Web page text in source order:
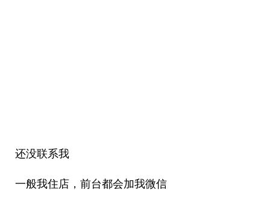
还没联系我
一般我住店，前台都会加我微信